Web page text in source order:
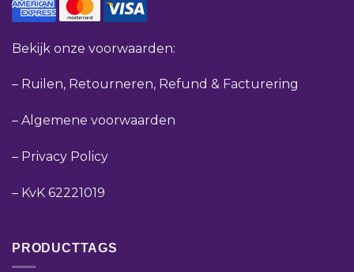
Bekijk onze voorwaarden:
– Ruilen, Retourneren, Refund & Facturering
– Algemene voorwaarden
– Privacy Policy
– KvK 62221019
PRODUCTTAGS